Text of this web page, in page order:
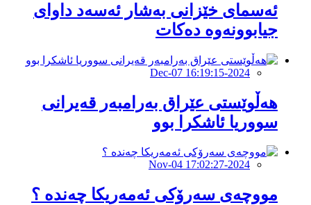
ئەسمای خێزانی بەشار ئەسەد داوای
جیابوونەوە دەکات
2024-Dec-07 16:19:15
هەڵوێستی عێراق بەرامبەر قەیرانی
سووریا ئاشکرا بوو
2024-Nov-04 17:02:27
مووچەی سەرۆكی ئەمەریكا چەندە ؟